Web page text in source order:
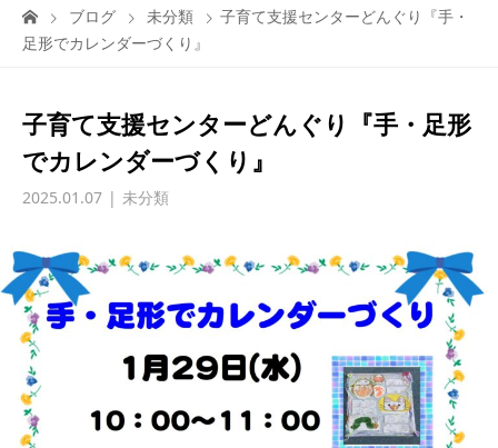
ブログ 未分類
子育て支援センターどんぐり『手・
足形でカレンダーづくり』
子育て支援センターどんぐり『手・足形
でカレンダーづくり』
2025.01.07 未分類